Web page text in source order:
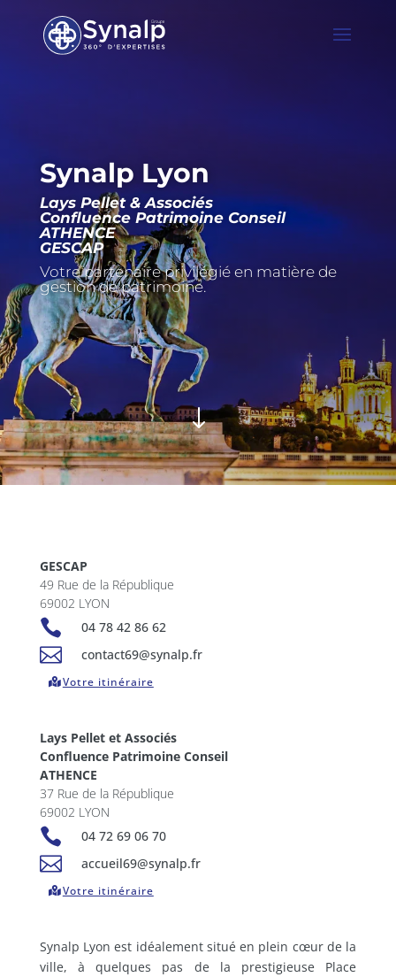
Synalp Lyon
Lays Pellet & Associés
Confluence Patrimoine Conseil
ATHENCE
GESCAP
Votre partenaire privilégié en matière de
gestion de patrimoine.
"
GESCAP
49 Rue de la République
69002 LYON
 04 78 42 86 62
 contact69@synalp.fr
Votre itinéraire
Lays Pellet et Associés
Confluence Patrimoine Conseil
ATHENCE
37 Rue de la République
69002 LYON
 04 72 69 06 70
 accueil69@synalp.fr
Votre itinéraire
Synalp Lyon est idéalement situé en plein cœur de la
ville, à quelques pas de la prestigieuse Place